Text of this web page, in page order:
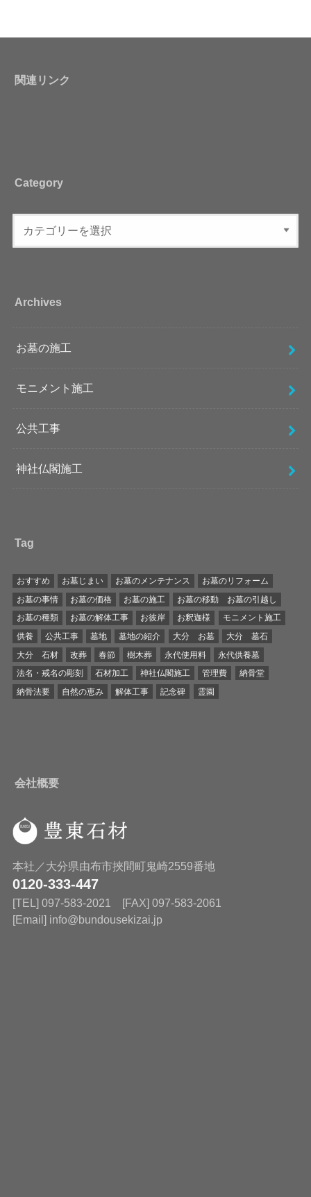
関連リンク
Category
Archives
お墓の施工
モニメント施工
公共工事
神社仏閣施工
Tag
おすすめ お墓じまい お墓のメンテナンス
お墓のリフォーム
お墓の事情
お墓の価格 お墓の施工
お墓の移動 お墓の引越し
お墓の種類
お墓の解体工事 お彼岸 お釈迦様
モニメント施工
供養
公共工事 墓地 墓地の紹介 大分 お墓
大分 墓石
大分 石材
改葬 春節 樹木葬 永代使用料
永代供養墓
法名・戒名の彫刻
石材加工 神社仏閣施工 管理費
納骨堂
納骨法要
自然の恵み 解体工事 記念碑 霊園
会社概要
本社／大分県由布市挾間町鬼崎2559番地
0120-333-447
[TEL] 097-583-2021 [FAX] 097-583-2061
[Email] info@bundousekizai.jp